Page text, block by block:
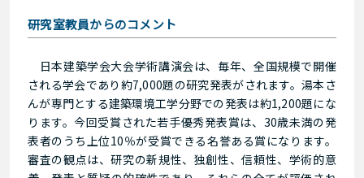
研究室教員からのコメント
日本建築学会大会学術講演会は、毎年、全国規模で開催
される学会であり約7,000題の研究発表がされます。湯本さ
んが専門とする建築環境工学分野での発表は約1,200題にな
ります。今回受賞された若手優秀発表賞は、 30歳未満の発
表者のうち上位10％が受賞できる名誉ある賞になります。
審査の観点は、研究の新規性、独創性、信頼性、学術的意